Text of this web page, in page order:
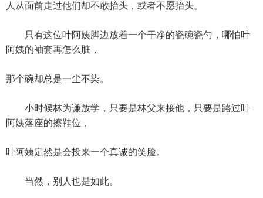
人从面前走过他们却不敢抬头，或者不愿抬头。
只有这位叶阿姨脚边放着一个干净的瓷碗瓷勺，哪怕叶
阿姨的袖套再怎么脏，
那个碗却总是一尘不染。
小时候林为谦放学，只要是林父来接他，只要是路过叶
阿姨落座的擦鞋位，
叶阿姨定然是会投来一个真诚的笑脸。
当然，别人也是如此。